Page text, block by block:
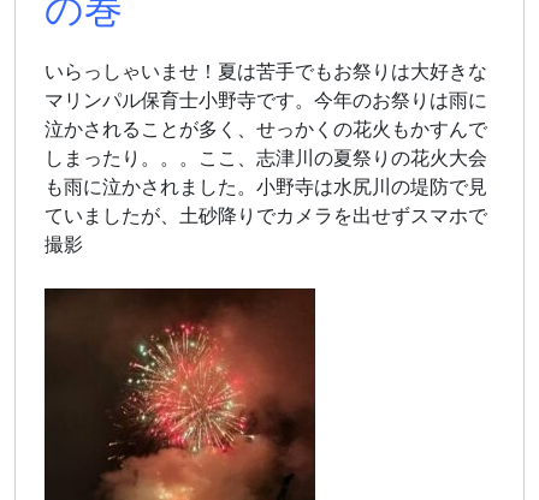
の巻
いらっしゃいませ！夏は苦手でもお祭りは大好きな
マリンパル保育士小野寺です。今年のお祭りは雨に
泣かされることが多く、せっかくの花火もかすんで
しまったり。。。ここ、志津川の夏祭りの花火大会
も雨に泣かされました。小野寺は水尻川の堤防で見
ていましたが、土砂降りでカメラを出せずスマホで
撮影